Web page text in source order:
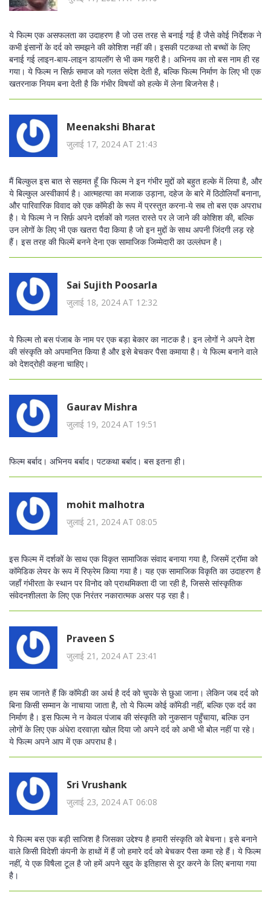
ये फिल्म एक असफलता का उदाहरण है जो उस तरह से बनाई गई है जैसे कोई निर्देशक ने
कभी इंसानों के दर्द को समझने की कोशिश नहीं की। इसकी पटकथा तो बच्चों के लिए
बनाई गई लाइन-बाय-लाइन डायलॉग से भी कम गहरी है। अभिनय का तो बस नाम ही रह
गया। ये फिल्म न सिर्फ़ समाज को गलत संदेश देती है, बल्कि फिल्म निर्माण के लिए भी एक
खतरनाक नियम बना देती है कि गंभीर विषयों को हल्के में लेना बिजनेस है।
Meenakshi Bharat
जुलाई 17, 2024 AT 21:43
मैं बिल्कुल इस बात से सहमत हूँ कि फिल्म ने इन गंभीर मुद्दों को बहुत हल्के में लिया है, और
ये बिल्कुल अस्वीकार्य है। आत्महत्या का मजाक उड़ाना, दहेज के बारे में ठिठोलियाँ बनाना,
और पारिवारिक विवाद को एक कॉमेडी के रूप में प्रस्तुत करना-ये सब तो बस एक अपराध
है। ये फिल्म ने न सिर्फ़ अपने दर्शकों को गलत रास्ते पर ले जाने की कोशिश की, बल्कि
उन लोगों के लिए भी एक खतरा पैदा किया है जो इन मुद्दों के साथ अपनी जिंदगी लड़ रहे
हैं। इस तरह की फिल्में बनने देना एक सामाजिक जिम्मेदारी का उल्लंघन है।
Sai Sujith Poosarla
जुलाई 18, 2024 AT 12:32
ये फिल्म तो बस पंजाब के नाम पर एक बड़ा बेकार का नाटक है। इन लोगों ने अपने देश
की संस्कृति को अपमानित किया है और इसे बेचकर पैसा कमाया है। ये फिल्म बनाने वाले
को देशद्रोही कहना चाहिए।
Gaurav Mishra
जुलाई 19, 2024 AT 19:51
फिल्म बर्बाद। अभिनय बर्बाद। पटकथा बर्बाद। बस इतना ही।
mohit malhotra
जुलाई 21, 2024 AT 08:05
इस फिल्म में दर्शकों के साथ एक विकृत सामाजिक संवाद बनाया गया है, जिसमें ट्रॉमा को
कॉमेडिक लेयर के रूप में रिफ्रेम किया गया है। यह एक सामाजिक विकृति का उदाहरण है
जहाँ गंभीरता के स्थान पर विनोद को प्राथमिकता दी जा रही है, जिससे सांस्कृतिक
संवेदनशीलता के लिए एक निरंतर नकारात्मक असर पड़ रहा है।
Praveen S
जुलाई 21, 2024 AT 23:41
हम सब जानते हैं कि कॉमेडी का अर्थ है दर्द को चुपके से छुआ जाना। लेकिन जब दर्द को
बिना किसी सम्मान के नाचाया जाता है, तो ये फिल्म कोई कॉमेडी नहीं, बल्कि एक दर्द का
निर्माण है। इस फिल्म ने न केवल पंजाब की संस्कृति को नुकसान पहुँचाया, बल्कि उन
लोगों के लिए एक अंधेरा दरवाज़ा खोल दिया जो अपने दर्द को अभी भी बोल नहीं पा रहे।
ये फिल्म अपने आप में एक अपराध है।
Sri Vrushank
जुलाई 23, 2024 AT 06:08
ये फिल्म बस एक बड़ी साजिश है जिसका उद्देश्य है हमारी संस्कृति को बेचना। इसे बनाने
वाले किसी विदेशी कंपनी के हाथों में हैं जो हमारे दर्द को बेचकर पैसा कमा रहे हैं। ये फिल्म
नहीं, ये एक विषैला टूल है जो हमें अपने खुद के इतिहास से दूर करने के लिए बनाया गया
है।